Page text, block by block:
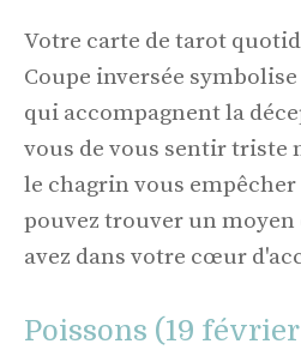
Votre carte de tarot
Coupe inversée
qui accompagnent la
vous de vous sentir triste
le chagrin vous
pouvez trouver un moyen
avez dans votre cœur
Poissons (19